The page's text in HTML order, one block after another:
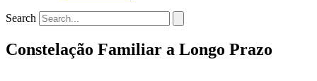
Search
Constelação Familiar a Longo Prazo